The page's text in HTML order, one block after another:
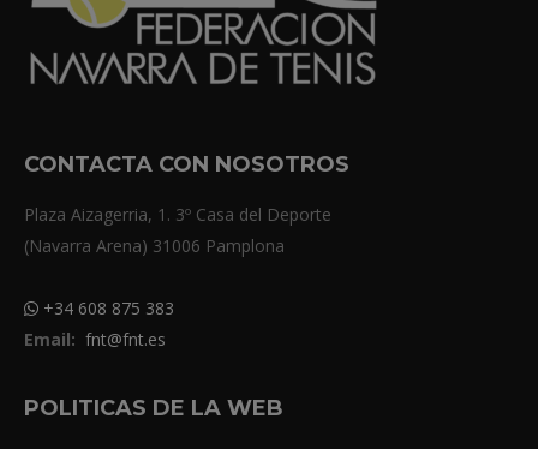
CONTACTA CON NOSOTROS
Plaza Aizagerria, 1. 3º Casa del Deporte
(Navarra Arena) 31006 Pamplona
+34 608 875 383
Email: fnt@fnt.es
POLITICAS DE LA WEB